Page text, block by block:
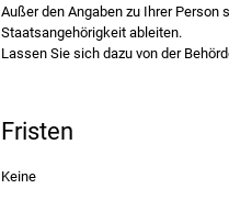
Außer den Angaben zu Ihrer Person
Staatsangehörigkeit ableiten.
Lassen Sie sich dazu von der
Fristen
Keine